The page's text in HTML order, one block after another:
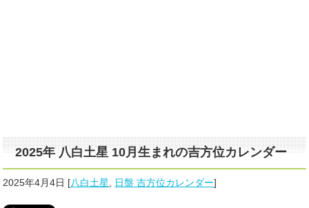
2025年 八白土星 10月生まれの吉方位カレンダー
2025年4月4日 [八白土星 日盤 吉方位カレンダー]